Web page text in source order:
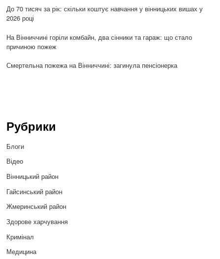
До 70 тисяч за рік: скільки коштує навчання у вінницьких вишах у
2026 році
На Вінниччині горіли комбайн, два сінники та гараж: що стало
причиною пожеж
Смертельна пожежа на Вінниччині: загинула пенсіонерка
Рубрики
Блоги
Відео
Вінницький район
Гайсинський район
Жмеринський район
Здорове харчування
Кримінал
Медицина